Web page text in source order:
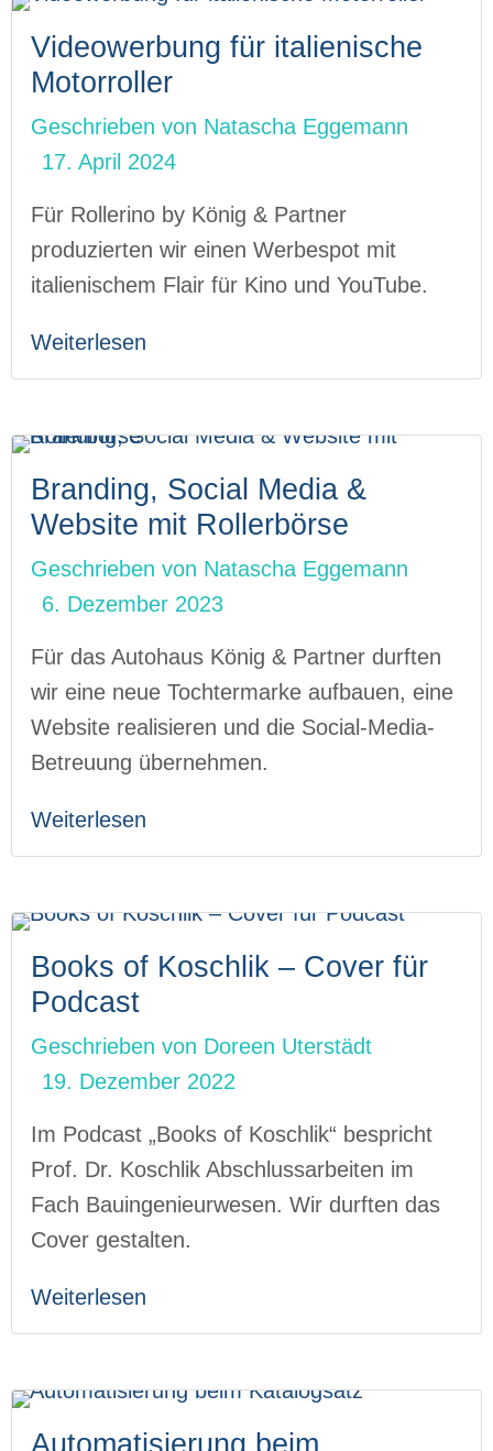
Videowerbung für italienische
Motorroller
Geschrieben von Natascha Eggemann
17. April 2024
Für Rollerino by König & Partner
produzierten wir einen Werbespot mit
italienischem Flair für Kino und YouTube.
Weiterlesen
Branding, Social Media &
Website mit Rollerbörse
Geschrieben von Natascha Eggemann
6. Dezember 2023
Für das Autohaus König & Partner durften
wir eine neue Tochtermarke aufbauen, eine
Website realisieren und die Social-Media-
Betreuung übernehmen.
Weiterlesen
Books of Koschlik – Cover für
Podcast
Geschrieben von Doreen Uterstädt
19. Dezember 2022
Im Podcast „Books of Koschlik“ bespricht
Prof. Dr. Koschlik Abschlussarbeiten im
Fach Bauingenieurwesen. Wir durften das
Cover gestalten.
Weiterlesen
Automatisierung beim